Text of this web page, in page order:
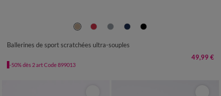
36 37 38 39 40 41
Ballerines de sport scratchées ultra-souples
49,99 €
-50% dès 2 art Code 899013